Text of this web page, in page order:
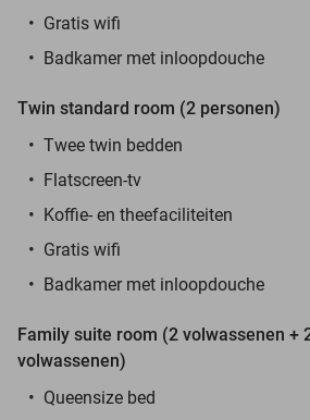
Gratis wifi
Badkamer met inloopdouche
Twin standard room (2 personen)
Twee twin bedden
Flatscreen-tv
Koffie- en theefaciliteiten
Gratis wifi
Badkamer met inloopdouche
Family suite room (2 volwassenen +
volwassenen)
Queensize bed